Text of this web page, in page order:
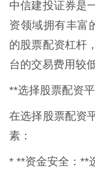
中信建投证券是
资领域拥有丰富
的股票配资杠杆
台的交易费用较
**选择股票配资
在选择股票配资
素：
* **资金安全：**